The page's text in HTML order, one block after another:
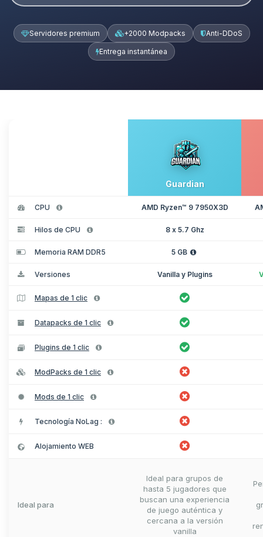
Servidores premium +2000 Modpacks Anti-DDoS
Entrega instantánea
Guardian
CPU AMD Ryzen™ 9 7950X3D
Hilos de CPU 8 x 5.7 Ghz
Memoria RAM DDR5 5 GB
Versiones Vanilla y Plugins
Mapas de 1 clic
Datapacks de 1 clic
Plugins de 1 clic
ModPacks de 1 clic
Mods de 1 clic
Tecnología NoLag :
Alojamiento WEB
Ideal para
Ideal para grupos de
hasta 5 jugadores que
buscan una experiencia
de juego auténtica y
cercana a la versión
vanilla